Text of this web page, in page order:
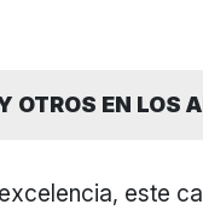
OTROS EN LOS
este